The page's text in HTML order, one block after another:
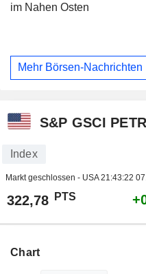
im Nahen Osten
Mehr Börsen-Nachrichten
S&P GSCI
Index
Markt geschlossen - USA21:43:22
322,78 PTS
Chart